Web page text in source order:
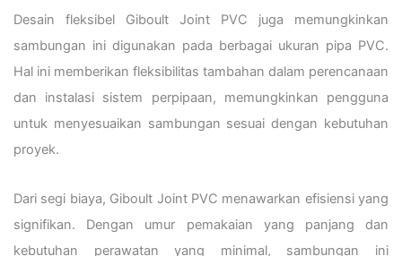
Desain fleksibel Giboult Joint PVC juga memungkinkan
sambungan ini digunakan pada berbagai ukuran pipa PVC.
Hal ini memberikan fleksibilitas tambahan dalam perencanaan
dan instalasi sistem perpipaan, memungkinkan pengguna
untuk menyesuaikan sambungan sesuai dengan kebutuhan
proyek.
Dari segi biaya, Giboult Joint PVC menawarkan efisiensi yang
signifikan. Dengan umur pemakaian yang panjang dan
kebutuhan perawatan yang minimal, sambungan ini